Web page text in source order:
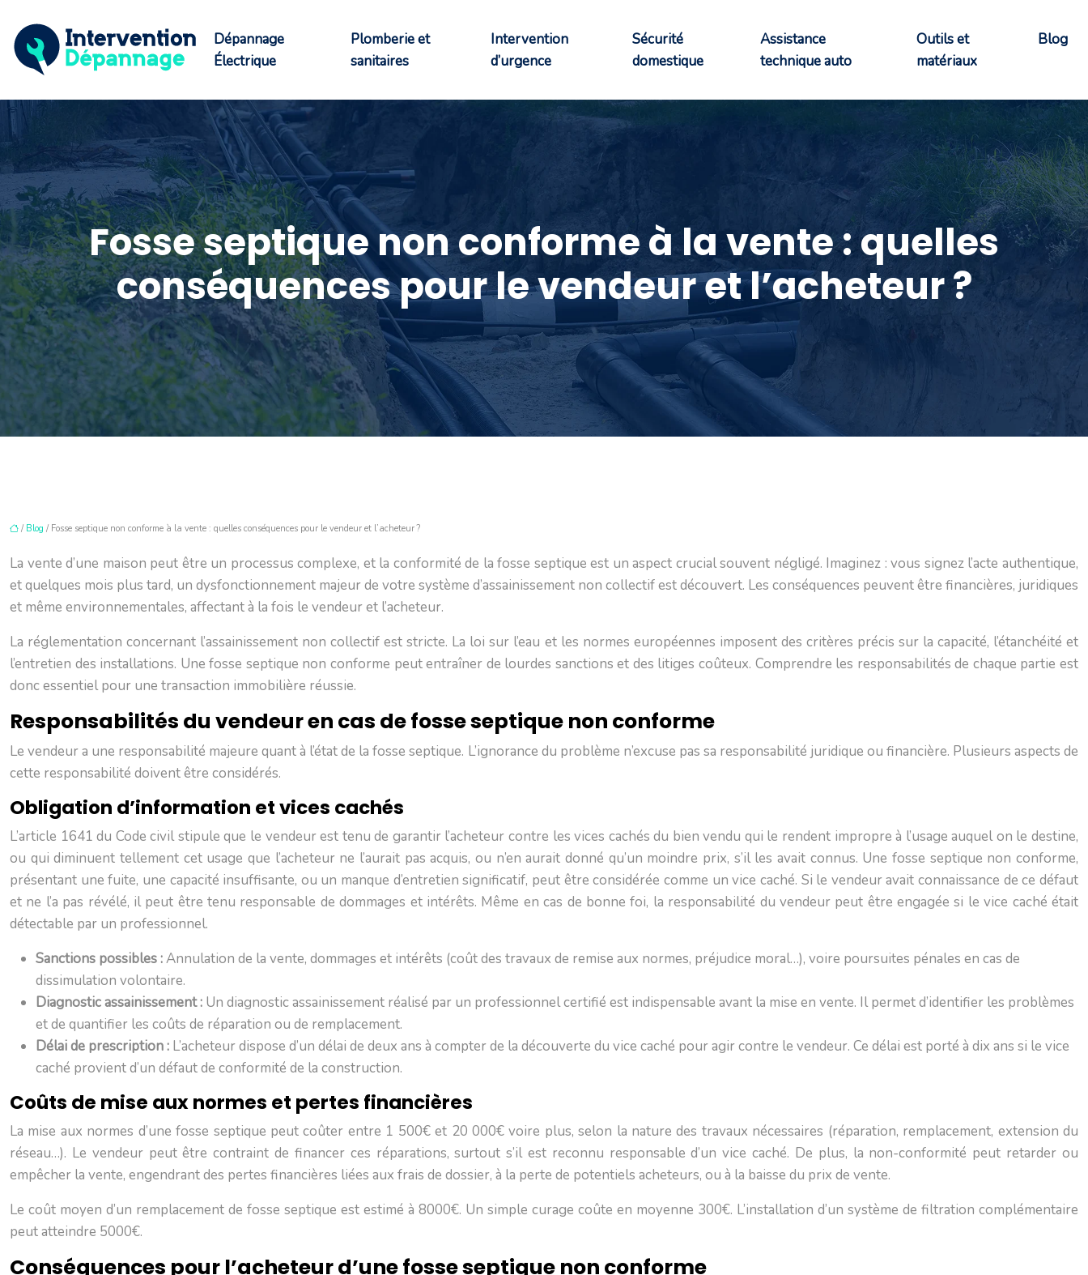
Dépannage
Électrique
Plomberie et
sanitaires
Intervention
d’urgence
Sécurité
domestique
Assistance
technique auto
Outils et
matériaux
Blog
Fosse septique non conforme à la vente : quelles
conséquences pour le vendeur et l’acheteur ?
/ Blog / Fosse septique non conforme à la vente : quelles conséquences pour le vendeur et l’acheteur ?
La vente d’une maison peut être un processus complexe, et la conformité de la fosse septique est un aspect crucial souvent négligé. Imaginez : vous signez l’acte authentique,
et quelques mois plus tard, un dysfonctionnement majeur de votre système d’assainissement non collectif est découvert. Les conséquences peuvent être financières, juridiques
et même environnementales, affectant à la fois le vendeur et l’acheteur.
La réglementation concernant l’assainissement non collectif est stricte. La loi sur l’eau et les normes européennes imposent des critères précis sur la capacité, l’étanchéité et
l’entretien des installations. Une fosse septique non conforme peut entraîner de lourdes sanctions et des litiges coûteux. Comprendre les responsabilités de chaque partie est
donc essentiel pour une transaction immobilière réussie.
Responsabilités du vendeur en cas de fosse septique non conforme
Le vendeur a une responsabilité majeure quant à l’état de la fosse septique. L’ignorance du problème n’excuse pas sa responsabilité juridique ou financière. Plusieurs aspects de
cette responsabilité doivent être considérés.
Obligation d’information et vices cachés
L’article 1641 du Code civil stipule que le vendeur est tenu de garantir l’acheteur contre les vices cachés du bien vendu qui le rendent impropre à l’usage auquel on le destine,
ou qui diminuent tellement cet usage que l’acheteur ne l’aurait pas acquis, ou n’en aurait donné qu’un moindre prix, s’il les avait connus. Une fosse septique non conforme,
présentant une fuite, une capacité insuffisante, ou un manque d’entretien significatif, peut être considérée comme un vice caché. Si le vendeur avait connaissance de ce défaut
et ne l’a pas révélé, il peut être tenu responsable de dommages et intérêts. Même en cas de bonne foi, la responsabilité du vendeur peut être engagée si le vice caché était
détectable par un professionnel.
Sanctions possibles :Annulation de la vente, dommages et intérêts (coût des travaux de remise aux normes, préjudice moral…), voire poursuites pénales en cas de
dissimulation volontaire.
Diagnostic assainissement : Un diagnostic assainissement réalisé par un professionnel certifié est indispensable avant la mise en vente. Il permet d’identifier les problèmes
et de quantifier les coûts de réparation ou de remplacement.
Délai de prescription : L’acheteur dispose d’un délai de deux ans à compter de la découverte du vice caché pour agir contre le vendeur. Ce délai est porté à dix ans si le vice
caché provient d’un défaut de conformité de la construction.
Coûts de mise aux normes et pertes financières
La mise aux normes d’une fosse septique peut coûter entre 1 500€ et 20 000€ voire plus, selon la nature des travaux nécessaires (réparation, remplacement, extension du
réseau…). Le vendeur peut être contraint de financer ces réparations, surtout s’il est reconnu responsable d’un vice caché. De plus, la non-conformité peut retarder ou
empêcher la vente, engendrant des pertes financières liées aux frais de dossier, à la perte de potentiels acheteurs, ou à la baisse du prix de vente.
Le coût moyen d’un remplacement de fosse septique est estimé à 8000€. Un simple curage coûte en moyenne 300€. L’installation d’un système de filtration complémentaire
peut atteindre 5000€.
Conséquences pour l’acheteur d’une fosse septique non conforme